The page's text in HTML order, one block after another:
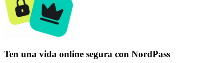
Ten una vida online segura con NordPass